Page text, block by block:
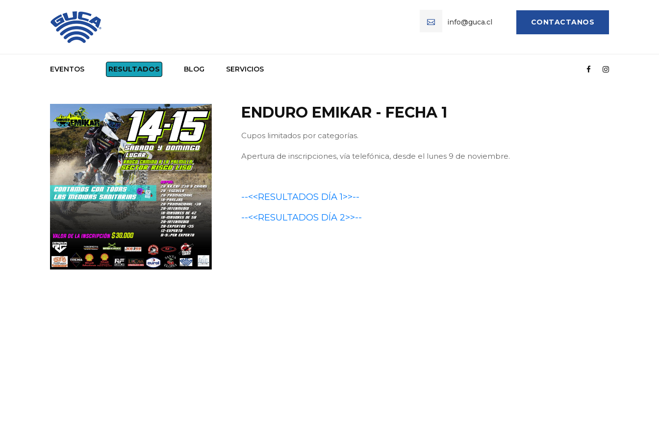
info@guca.cl CONTACTANOS
EVENTOS RESULTADOS BLOG SERVICIOS
ENDURO EMIKAR - FECHA 1
Cupos limitados por categorías.
Apertura de inscripciones, vía telefónica, desde el lunes 9 de noviembre.
--<<RESULTADOS DÍA 1>>--
--<<RESULTADOS DÍA 2>>--